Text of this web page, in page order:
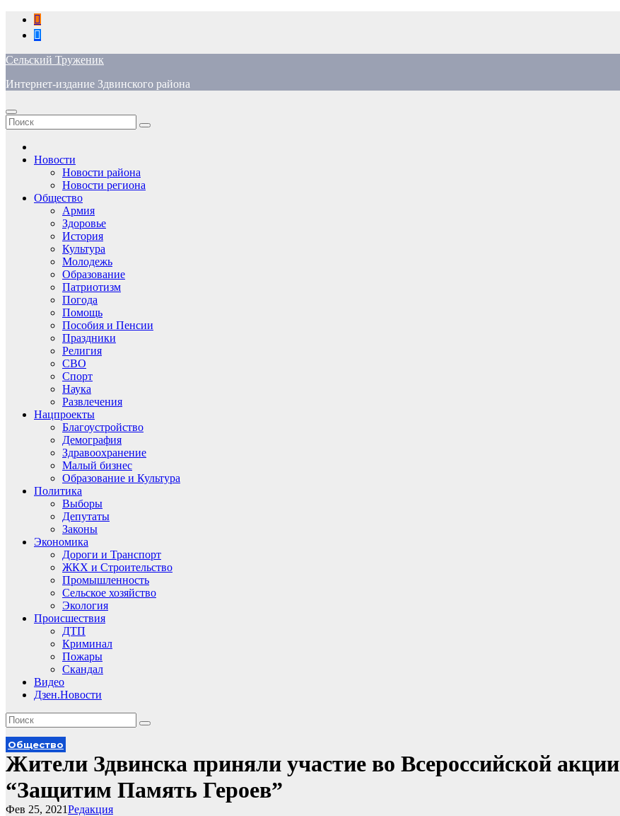
Перейти
содержимому
Сельский Труженик
Интернет-издание Здвинского района
Новости
Новости района
Новости региона
Общество
Армия
Здоровье
История
Культура
Молодежь
Образование
Патриотизм
Погода
Помощь
Пособия и Пенсии
Праздники
Религия
СВО
Спорт
Наука
Развлечения
Нацпроекты
Благоустройство
Демография
Здравоохранение
Малый бизнес
Образование и Культура
Политика
Выборы
Депутаты
Законы
Экономика
Дороги и Транспорт
ЖКХ и Строительство
Промышленность
Сельское хозяйство
Экология
Происшествия
ДТП
Криминал
Пожары
Скандал
Видео
Дзен.Новости
Общество
Жители Здвинска приняли участие во Всероссийской акции
“Защитим Память Героев”
Редакция
Фев 25, 2021